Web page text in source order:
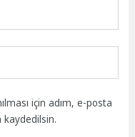
için adım, e-posta
kaydedilsin.